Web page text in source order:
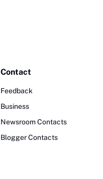
Contact
Feedback
Business
Newsroom Contacts
Blogger Contacts